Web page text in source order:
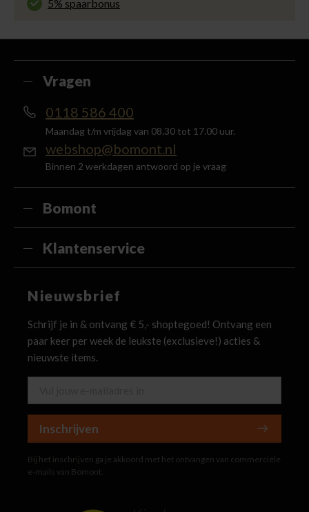
5% spaarbonus
Vragen
0118 586 400
Maandag t/m vrijdag van 08.30 tot 17.00 uur.
webshop@bomont.nl
Binnen 2 werkdagen antwoord op je vraag
Bomont
Klantenservice
Nieuwsbrief
Schrijf je in & ontvang € 5,- shoptegoed! Ontvang een
paar keer per week de leukste (exclusieve!) acties &
nieuwste items.
Inschrijven
Bij het inschrijven ga je akkoord met het ontvangen van commerciële
e-mails van Bomont.